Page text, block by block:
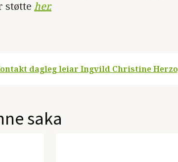
støtte her.
dagleg leiar Ingvild Christine
saka